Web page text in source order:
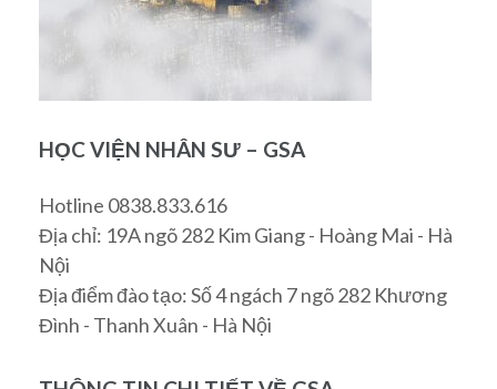
HỌC VIỆN NHÂN SƯ – GSA
Hotline 0838.833.616
Địa chỉ: 19A ngõ 282 Kim Giang - Hoàng Mai - Hà
Nội
Địa điểm đào tạo: Số 4 ngách 7 ngõ 282 Khương
Đình - Thanh Xuân - Hà Nội